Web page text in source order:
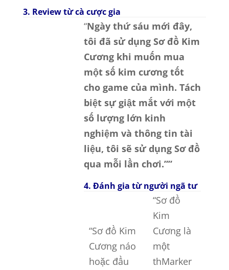
3. Review từ cà cược gia
“Ngày thứ sáu mới đây,
tôi đã sử dụng Sơ đồ Kim
Cương khi muốn mua
một số kim cương tốt
cho game của mình. Tách
biệt sự giật mắt với một
số lượng lớn kinh
nghiệm và thông tin tài
liệu, tôi sẽ sử dụng Sơ đồ
qua mỗi lần chơi.””
4. Đánh gia từ người ngã tư
“Sơ đồ Kim
Cương náo
hoặc đầu
“Sơ đồ
Kim
Cương là
một
thMarker